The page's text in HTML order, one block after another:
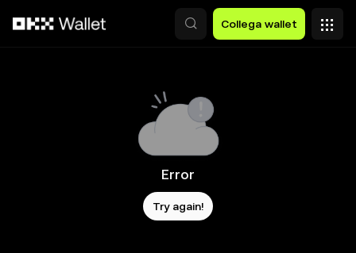
Collega wallet
Error
Try again!